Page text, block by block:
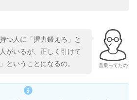
昔乗ってたの
つ人に「握力鍛えろ」と
がいるが、正しく引けて
ということになるの。